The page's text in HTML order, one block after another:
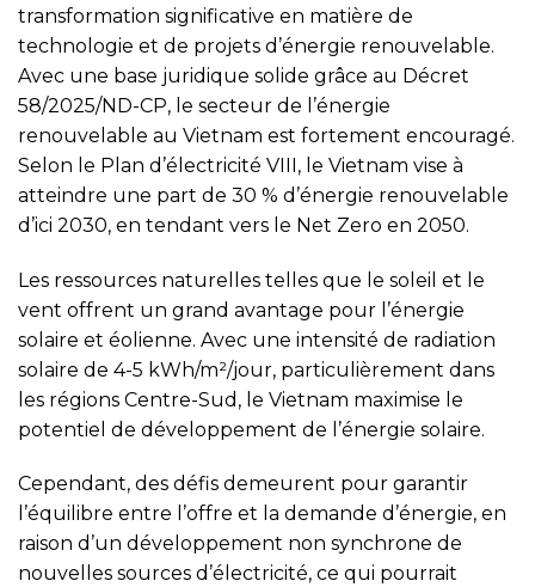
transformation significative en matière de
technologie et de projets d’énergie renouvelable.
Avec une base juridique solide grâce au Décret
58/2025/ND-CP, le secteur de l’énergie
renouvelable au Vietnam est fortement encouragé.
Selon le Plan d’électricité VIII, le Vietnam vise à
atteindre une part de 30 % d’énergie renouvelable
d’ici 2030, en tendant vers le Net Zero en 2050.
Les ressources naturelles telles que le soleil et le
vent offrent un grand avantage pour l’énergie
solaire et éolienne. Avec une intensité de radiation
solaire de 4-5 kWh/m²/jour, particulièrement dans
les régions Centre-Sud, le Vietnam maximise le
potentiel de développement de l’énergie solaire.
Cependant, des défis demeurent pour garantir
l’équilibre entre l’offre et la demande d’énergie, en
raison d’un développement non synchrone de
nouvelles sources d’électricité, ce qui pourrait